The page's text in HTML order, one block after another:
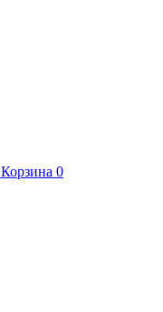
Корзина 0